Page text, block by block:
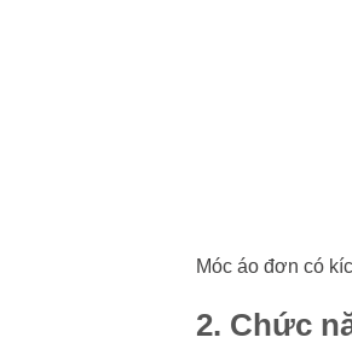
Móc áo đơn có
2. Chức